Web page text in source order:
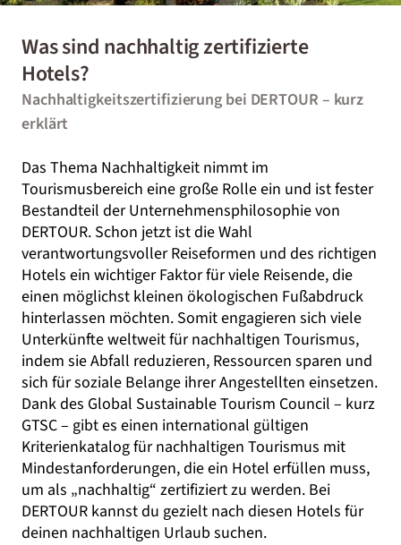
Was sind nachhaltig zertifizierte
Hotels?
Nachhaltigkeitszertifizierung bei DERTOUR – kurz
erklärt
Das Thema Nachhaltigkeit nimmt im
Tourismusbereich eine große Rolle ein und ist fester
Bestandteil der Unternehmensphilosophie von
DERTOUR. Schon jetzt ist die Wahl
verantwortungsvoller Reiseformen und des richtigen
Hotels ein wichtiger Faktor für viele Reisende, die
einen möglichst kleinen ökologischen Fußabdruck
hinterlassen möchten. Somit engagieren sich viele
Unterkünfte weltweit für nachhaltigen Tourismus,
indem sie Abfall reduzieren, Ressourcen sparen und
sich für soziale Belange ihrer Angestellten einsetzen.
Dank des Global Sustainable Tourism Council – kurz
GTSC – gibt es einen international gültigen
Kriterienkatalog für nachhaltigen Tourismus mit
Mindestanforderungen, die ein Hotel erfüllen muss,
um als „nachhaltig“ zertifiziert zu werden. Bei
DERTOUR kannst du gezielt nach diesen Hotels für
deinen nachhaltigen Urlaub suchen.